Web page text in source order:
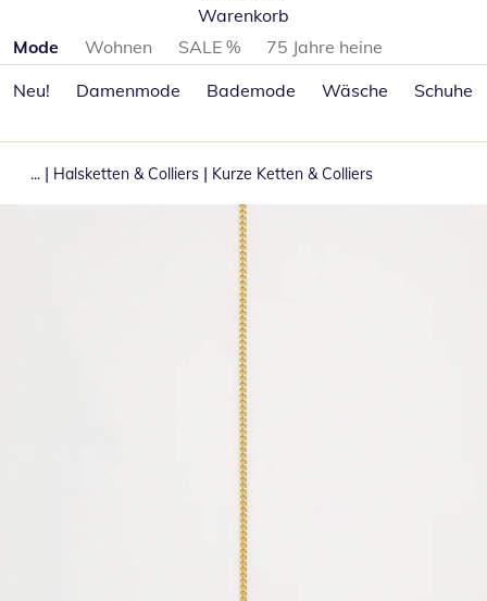
Warenkorb
Produktkategorien überspringen
Mode Wohnen SALE %
75 Jahre heine
Neu!
Damenmode Bademode Wäsche Schuhe
... | Halsketten & Colliers | Kurze Ketten & Colliers